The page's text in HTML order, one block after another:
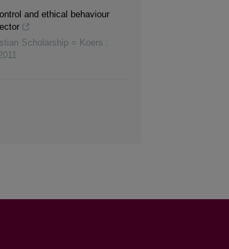
and ethical behaviour
Scholarship = Koers :